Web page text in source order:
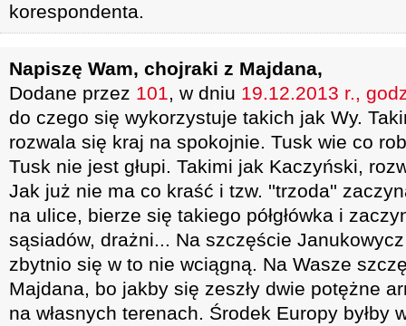
korespondenta.
Napiszę Wam, chojraki z Majdana,
Dodane przez 101, w dniu 19.12.2013 r.,
do czego się wykorzystuje takich jak Wy.
rozwala się kraj na spokojnie. Tusk wie co
Tusk nie jest głupi. Takimi jak Kaczyński,
Jak już nie ma co kraść i tzw. ''trzoda''
na ulice, bierze się takiego półgłówka i
sąsiadów, drażni... Na szczęście Janukowycz
zbytnio się w to nie wciągną. Na Wasze
Majdana, bo jakby się zeszły dwie potężne
na własnych terenach. Środek Europy byłby